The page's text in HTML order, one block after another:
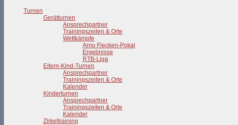
Turnen
Gerätturnen
Ansprechpartner
Trainingszeiten & Orte
Wettkämpfe
Arno Flecken-Pokal
Ergebnisse
RTB-Liga
Eltern-Kind-Turnen
Ansprechpartner
Trainingszeiten & Orte
Kalender
Kinderturnen
Ansprechpartner
Trainingszeiten & Orte
Kalender
Zirkeltraining